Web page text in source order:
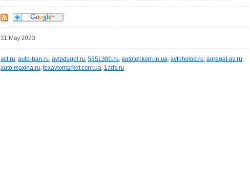
31 May 2023
acl.ru, auto-ban.ru, avtodugol.ru, 5851360.ru, autotehkom.in.ua, avtoholod.ru, agregat-as.ru,
auto.maxina.ru, texavtomarket.com.ua, 1ads.ru